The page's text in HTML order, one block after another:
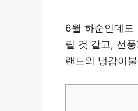
6월 하순인데도
릴 것 같고, 선
랜드의 냉감이